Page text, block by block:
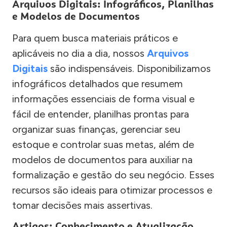
Arquivos Digitais: Infográficos, Planilhas
e Modelos de Documentos
Para quem busca materiais práticos e
aplicáveis no dia a dia, nossos Arquivos
Digitais são indispensáveis. Disponibilizamos
infográficos detalhados que resumem
informações essenciais de forma visual e
fácil de entender, planilhas prontas para
organizar suas finanças, gerenciar seu
estoque e controlar suas metas, além de
modelos de documentos para auxiliar na
formalização e gestão do seu negócio. Esses
recursos são ideais para otimizar processos e
tomar decisões mais assertivas.